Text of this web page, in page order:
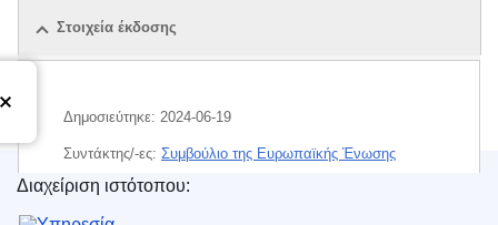
Στοιχεία έκδοσης
Δημοσιεύτηκε: 2024-06-19
Συντάκτης/-ες: Συμβούλιο της Ευρωπαϊκής Ένωσης
IMMC : ST 8421 2024 REV 2
Υπηρεσία Εκδόσεων της Ευρωπαϊκής Ένωσης
Διαχείριση ιστότοπου: